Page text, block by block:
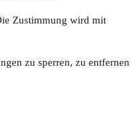
Zustimmung wird mit
zu sperren, zu entfernen